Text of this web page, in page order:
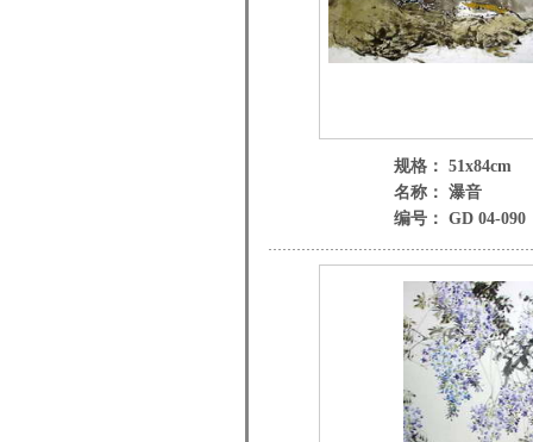
规格： 51x84cm
名称： 瀑音
编号： GD 04-090